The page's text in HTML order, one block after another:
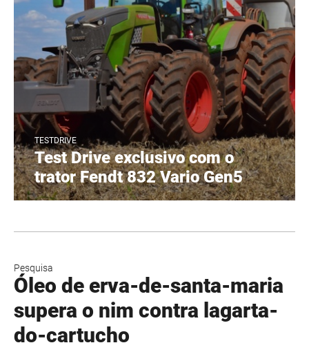
TESTDRIVE
Test Drive exclusivo com o
trator Fendt 832 Vario Gen5
Pesquisa
Óleo de erva-de-santa-maria
supera o nim contra lagarta-
do-cartucho